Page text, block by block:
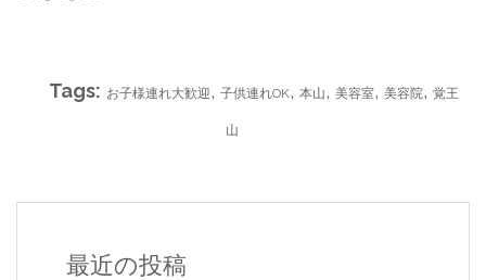
Tags: お子様連れ大歓迎, 子供連れOK, 本山, 美容室, 美容院, 覚王
山
最近の投稿